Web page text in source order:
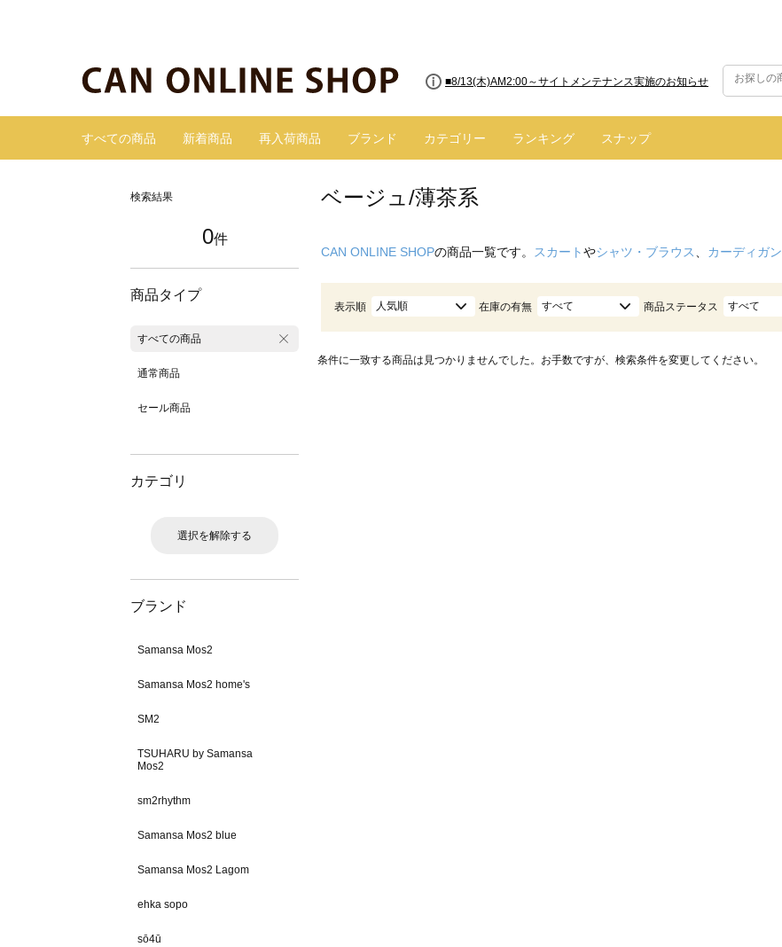
■8/13(木)AM2:00～サイトメンテナンス実施のお知らせ
すべての商品 新着商品 再入荷商品 ブランド カテゴリー ランキング スナップ
検索結果
0件
商品タイプ
すべての商品
通常商品
セール商品
カテゴリ
選択を解除する
ブランド
Samansa Mos2
Samansa Mos2 home's
SM2
TSUHARU by Samansa
Mos2
sm2rhythm
Samansa Mos2 blue
Samansa Mos2 Lagom
ehka sopo
sō4ū
ベージュ/薄茶系
CAN ONLINE SHOPの商品一覧です。 スカートやシャツ・ブラウス カーディガン
表示順 人気順 在庫の有無 すべて 商品ステータス すべて
条件に一致する商品は見つかりませんでした。お手数ですが、検索条件を変更してください。